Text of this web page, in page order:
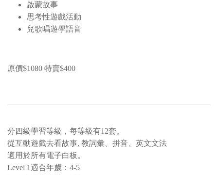
啟蒙故事
思考性遊戲活動
兒歌唱遊學語音
原價$1080 特賣$400
分四級學習等級，每等級有12套。
從互動遊戲去看故事, 教詞彙、拼音、英文文法
適用於所有電子白板。
Level 1適合年歲：4-5